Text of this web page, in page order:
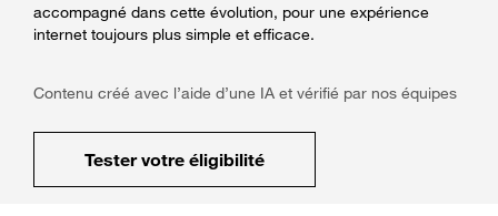
accompagné dans cette évolution, pour une expérience
internet toujours plus simple et efficace.
Contenu créé avec l’aide d’une IA et vérifié par nos équipes
Tester votre éligibilité